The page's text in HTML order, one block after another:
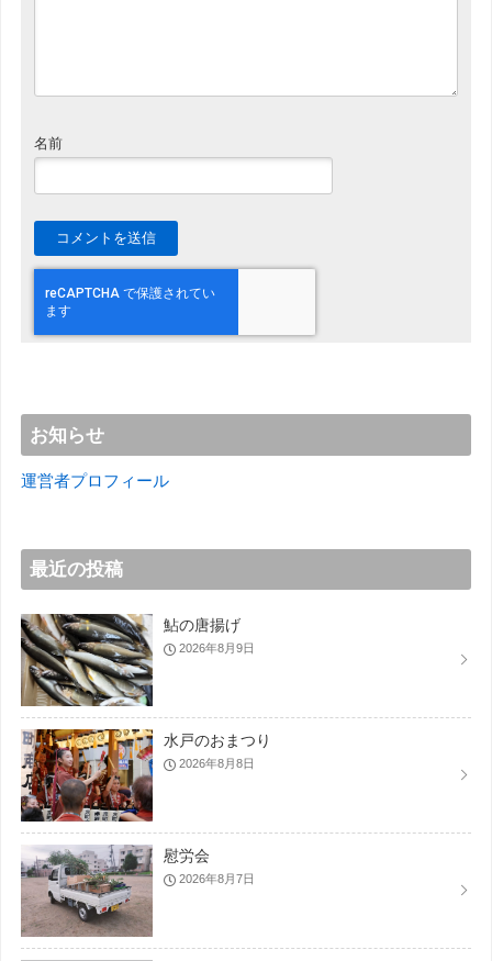
名前
お知らせ
運営者プロフィール
最近の投稿
鮎の唐揚げ
2026年8月9日
水戸のおまつり
2026年8月8日
慰労会
2026年8月7日